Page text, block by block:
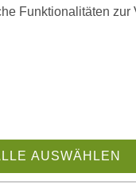
Exit
Funktionalitäten zur
AUSWÄHLEN